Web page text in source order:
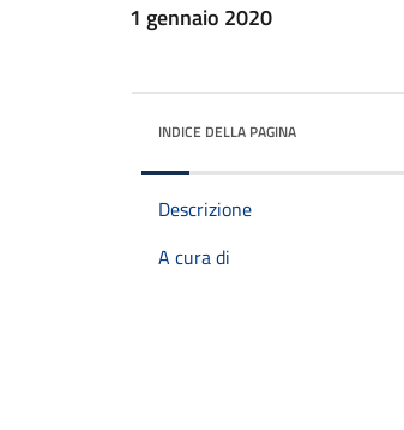
1 gennaio 2020
INDICE DELLA PAGINA
Descrizione
A cura di